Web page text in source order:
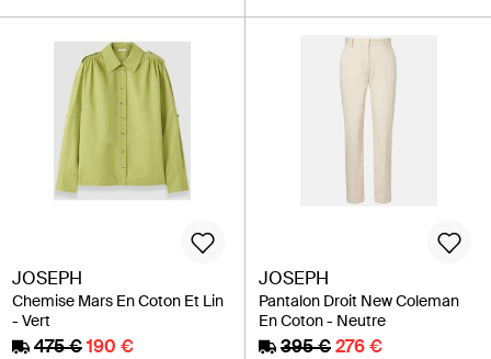
JOSEPH
Chemise Mars En Coton Et Lin
- Vert
475 €190 €
JOSEPH
Pantalon Droit New Coleman
En Coton - Neutre
395 €276 €